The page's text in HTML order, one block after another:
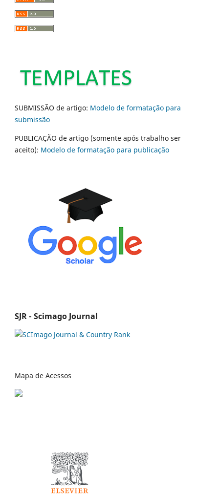
SUBMISSÃO de artigo: Modelo de formatação para
submissão
PUBLICAÇÃO de artigo (somente após trabalho ser
aceito): Modelo de formatação para publicação
SJR - Scimago Journal
Mapa de Acessos